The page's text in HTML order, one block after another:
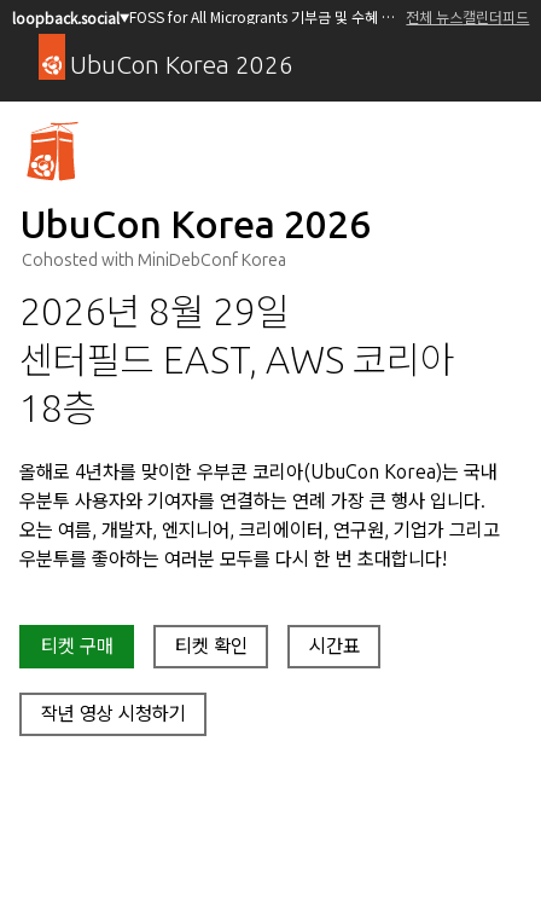
loopback.social▼ FOSS for All Microgrants 기부금 및 수혜 오픈소스 프로젝트/커뮤니티 모집 전체 뉴스캘린더피드
UbuCon Korea 2026
UbuCon Korea 2026
Cohosted with MiniDebConf Korea
2026년 8월 29일
센터필드 EAST, AWS 코리아
18층
올해로 4년차를 맞이한 우부콘 코리아(UbuCon Korea)는 국내
우분투 사용자와 기여자를 연결하는 연례 가장 큰 행사 입니다.
오는 여름, 개발자, 엔지니어, 크리에이터, 연구원, 기업가 그리고
우분투를 좋아하는 여러분 모두를 다시 한 번 초대합니다!
티켓 구매 티켓 확인 시간표
작년 영상 시청하기